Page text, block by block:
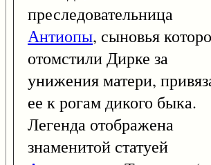
преследовательница
Антиопы, сыновья
отомстили Дирке за
унижения матери,
ее к рогам дикого быка.
Легенда отображена
знаменитой статуей